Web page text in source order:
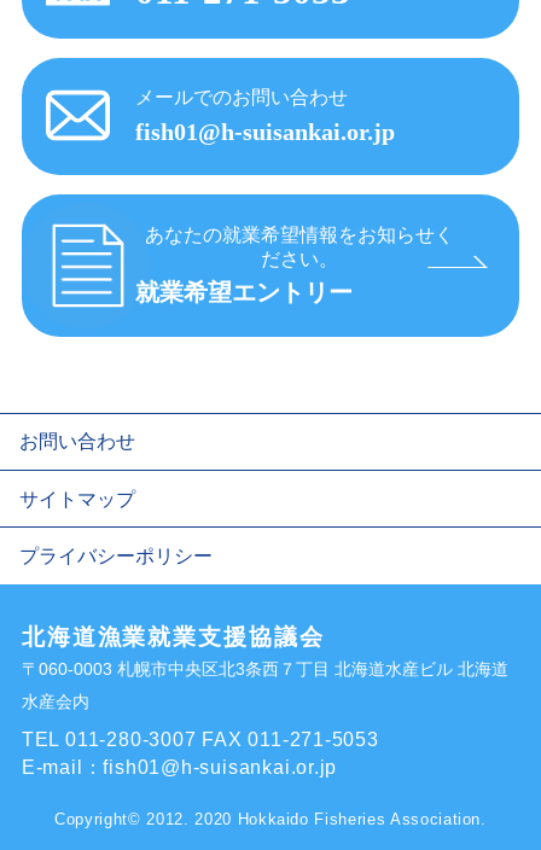
メールでのお問い合わせ
fish01@h-suisankai.or.jp
あなたの就業希望情報をお知らせく
ださい。
就業希望エントリー
お問い合わせ
サイトマップ
プライバシーポリシー
北海道漁業就業支援協議会
〒060-0003 札幌市中央区北3条西７丁目 北海道水産ビル 北海道
水産会内
TEL 011-280-3007 FAX 011-271-5053
E-mail：fish01@h-suisankai.or.jp
Copyright© 2012. 2020 Hokkaido Fisheries Association.